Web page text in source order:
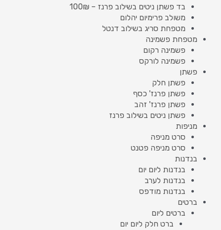
בד פשתן ניטים בשילוב פרנז – 100₪
משולב פרימיום יהלום
מטפחת סריג בשילוב דנטל
מטפחת פשמינה
פשמינה רקום
פשמינה לורקס
פשתן
פשתן חלק
פשתן פרנז' כסף
פשתן פרנז' זהב
פשתן ניטים בשילוב פרנז
מניפות
סרט מניפה
סרט מניפה פטנט
בנדנות
בנדנות ליום יום
בנדנות לערב
בנדנות מודפס
ברטים
ברטים ליום
ברט חלק ליום יום